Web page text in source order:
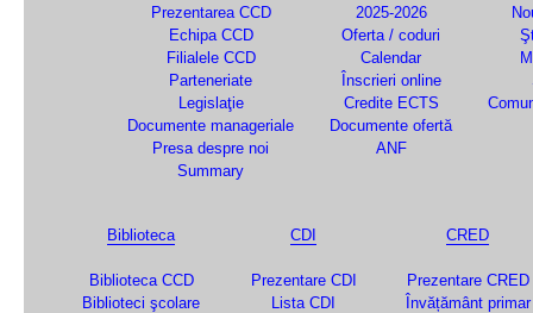
Prezentarea CCD
Echipa CCD
Filialele CCD
Parteneriate
Legislaţie
Documente manageriale
Presa despre noi
Summary
2025-2026
Oferta / coduri
Calendar
Înscrieri online
Credite ECTS
Documente ofertă
ANF
Biblioteca
Biblioteca CCD
Biblioteci şcolare
CDI
Prezentare CDI
Lista CDI
CRED
Prezentare CRED
Învățământ primar